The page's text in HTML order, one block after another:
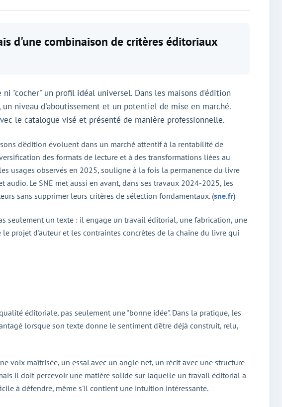
d'une combinaison de critères éditoriaux
"cocher" un profil idéal universel. Dans les maisons d'édition
niveau d'aboutissement et un potentiel de mise en marché.
le catalogue visé et présenté de manière professionnelle.
d'édition évoluent dans un marché attentif à la rentabilité de
des formats de lecture et à des transformations liées au
usages observés en 2025, souligne à la fois la permanence du livre
Le SNE met aussi en avant, dans ses travaux 2024-2025, les
sans supprimer leurs critères de sélection fondamentaux. (sne.fr)
seulement un texte : il engage un travail éditorial, une fabrication, une
projet d'auteur et les contraintes concrètes de la chaîne du livre qui
éditoriale, pas seulement une "bonne idée". Dans la pratique, les
lorsque son texte donne le sentiment d'être déjà construit, relu,
voix maîtrisée, un essai avec un angle net, un récit avec une structure
il doit percevoir une matière solide sur laquelle un travail éditorial a
à défendre, même s'il contient une intuition intéressante.